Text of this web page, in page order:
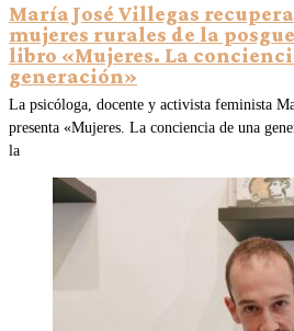
María José Villegas
mujeres rurales de la
libro «Mujeres. La
generación»
La psicóloga, docente y activista feminista
presenta «Mujeres. La conciencia de una
la